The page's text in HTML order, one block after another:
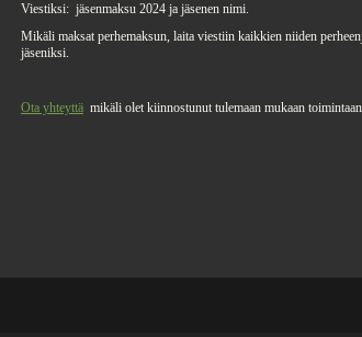
Viestiksi: jäsenmaksu 2024 ja jäsenen nimi.
Mikäli maksat perhemaksun, laita viestiin kaikkien niiden
jäseniksi.
Ota yhteyttä mikäli olet kiinnostunut tulemaan mukaan